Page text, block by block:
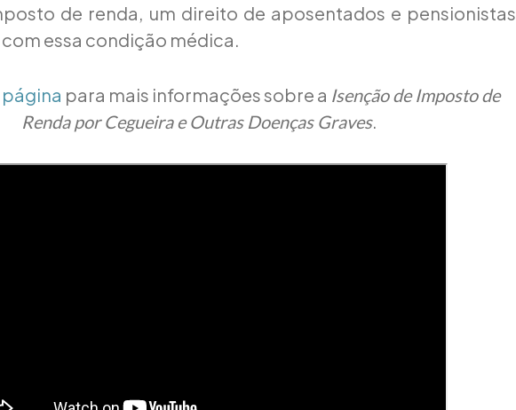
de renda, um direito de aposentados e pensionistas
essa condição médica.
para mais informações sobre a Isenção de Imposto de
Renda por Cegueira e Outras Doenças Graves.